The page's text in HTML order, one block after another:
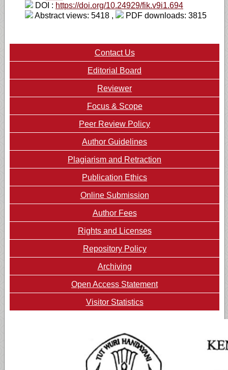
DOI : https://doi.org/10.24929/fik.v9i1.694
Abstract views: 5418 ,
PDF downloads: 3815
Contact Us
Editorial Board
Reviewer
Focus & Scope
Peer Review Policy
Author Guidelines
Plagiarism and Retraction
Publication Ethics
Online Submission
Author Fees
Rights and Licenses
Repository Policy
Archiving
Open Access Statement
Visitor Statistics